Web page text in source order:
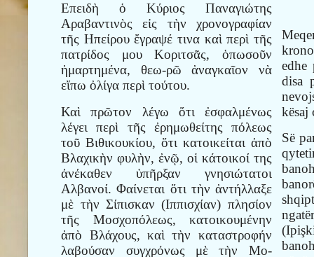
Επειδὴ ὁ Κύριος Παναγιώτης
Αραβαντινὸς εἰς τὴν χρονογραφίαν
τῆς Ηπείρου ἔγραψέ τινα καὶ περὶ τῆς
πατρίδος μου Κοριτσᾶς, ὁπωσοῦν
ἡμαρτημένα, θεω-ρῶ ἀναγκαῖον νὰ
εἴπω ὀλίγα περὶ τούτου.
Καὶ πρῶτον λέγω ὅτι ἐσφαλμένως
λέγει περὶ τῆς ἐρημωθείτης πόλεως
τοῦ Βιθικουκίου, ὅτι κατοικείται ἀπὸ
Βλαχικὴν φυλὴν, ἐνῷ, οἱ κάτοικοί της
ἀνέκαθεν ὑπῆρξαν γνησιώτατοι
Αλβανοί. Φαίνεται ὅτι τὴν ἀντήλλαξε
μὲ τὴν Σίπισκαν (Ιππισχίαν) πλησίον
τῆς Μοσχοπόλεως, κατοικουμένην
ἀπὸ Βλάχους, καὶ τὴν καταστροφήν
λαβούσαν συγχρόνως μὲ τὴν Μο-
edhe
disa
kësaj
Së